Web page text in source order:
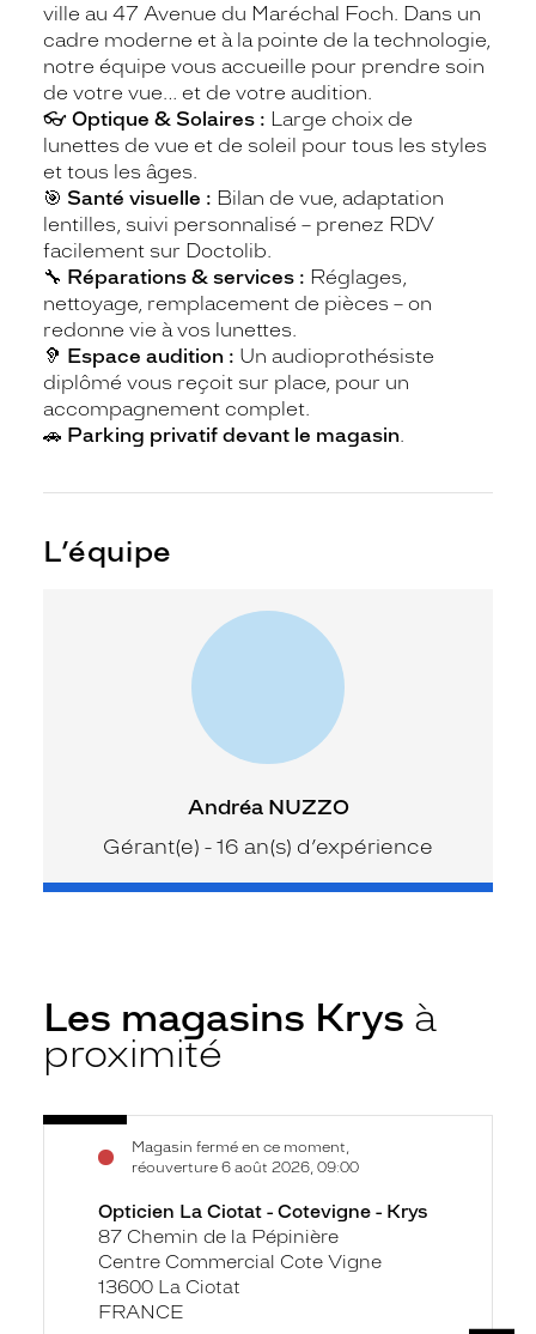
ville au 47 Avenue du Maréchal Foch. Dans un
cadre moderne et à la pointe de la technologie,
notre équipe vous accueille pour prendre soin
de votre vue… et de votre audition.
👓 Optique & Solaires : Large choix de
lunettes de vue et de soleil pour tous les styles
et tous les âges.
🎯 Santé visuelle : Bilan de vue, adaptation
lentilles, suivi personnalisé – prenez RDV
facilement sur Doctolib.
🔧 Réparations & services : Réglages,
nettoyage, remplacement de pièces – on
redonne vie à vos lunettes.
🦻 Espace audition : Un audioprothésiste
diplômé vous reçoit sur place, pour un
accompagnement complet.
🚗 Parking privatif devant le magasin
L’équipe
Andréa NUZZO
Gérant(e) - 16 an(s) d’expérience
Les magasins Krys à
proximité
Opticien
Cotevigne
Magasin fermé en ce moment,
réouverture 6 août 2026, 09:00
Voir
Opticien La Ciotat - Cotevigne - Krys
87 Chemin de la Pépinière
Centre Commercial Cote Vigne
13600 La Ciotat
FRANCE